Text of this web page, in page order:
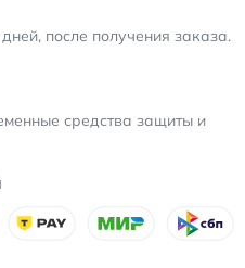
после получения заказа.
средства защиты и